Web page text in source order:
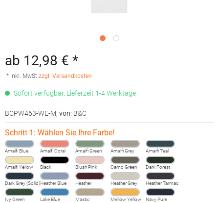
ab 12,98 € *
* inkl. MwSt.zzgl. Versandkosten
Sofort verfügbar, Lieferzeit 1-4 Werktage
BCPW463-WE-M, von: B&C
Schritt 1: Wählen Sie Ihre Farbe!
Amalfi Blue Amalfi Coral Amalfi Green Amalfi Grey Amalfi Teal
Amalfi Yellow Black Blush Pink Camo Green Dark Forest
Dark Grey (Solid)Heather Blue
Heather
Burgundy
Heather Grey
Fog
Heather Tarmac
Ivy Green Lake Blue Mastic Mellow Yellow Navy Pure